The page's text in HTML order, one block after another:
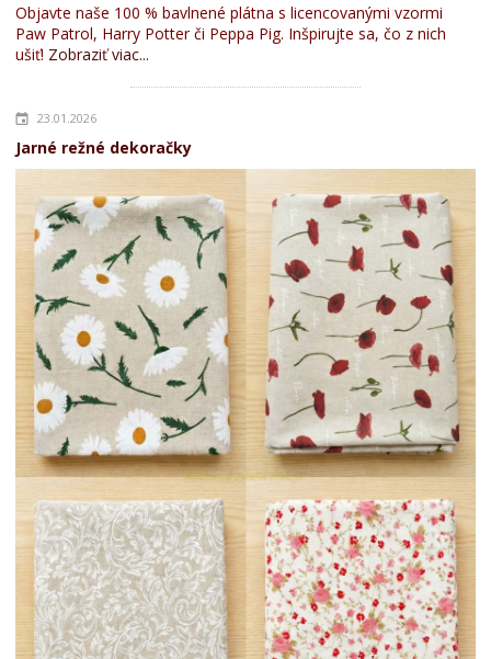
Objavte naše 100 % bavlnené plátna s licencovanými vzormi
Paw Patrol, Harry Potter či Peppa Pig. Inšpirujte sa, čo z nich
ušiť! Zobraziť viac...
23.01.2026
Jarné režné dekoračky